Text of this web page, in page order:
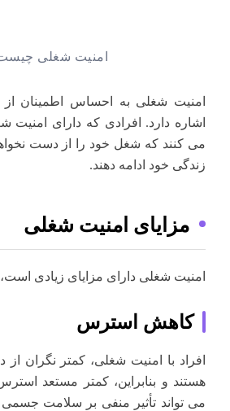
امنیت شغلی
امنیت شغلی به احساس اطمینان
اشاره دارد. افرادی که دارای
می کنند که شغل خود را از دست
زندگی خود ادامه دهند.
مزایای امنیت شغلی
امنیت شغلی دارای مزایای زیادی
کاهش استرس
افراد با امنیت شغلی، کمتر نگران
هستند و بنابراین، کمتر مستعد
می تواند تأثیر منفی بر سلامت جسمی